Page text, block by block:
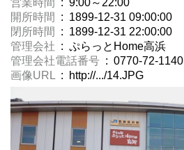
営業時間
: 9:00～22:00
開所時間
: 1899-12-31 09:00:00
閉所時間
: 1899-12-31 22:00:00
管理会社 : ぷらっとHome高浜
管理会社電話番号 : 0770-72-1140
画像URL : http://.../14.JPG